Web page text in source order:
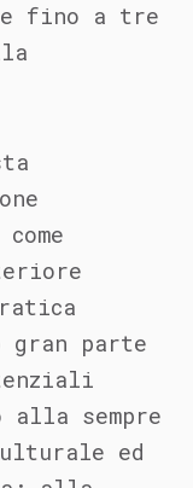
fino a tre
gran parte
sempre
ed